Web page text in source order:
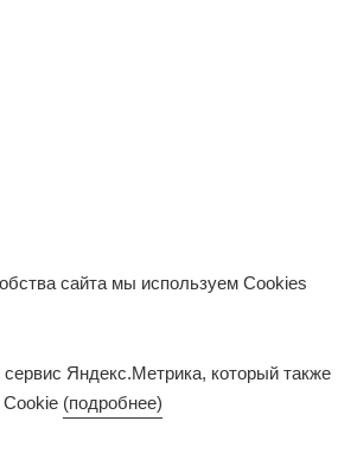
сайта мы используем Cookies
Яндекс.Метрика, который также
(подробнее)